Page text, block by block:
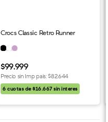
Crocs Classic Retro Runner
$99.999
Precio sin Imp pais:$82.644
6 cuotas de $16.667 sin interes